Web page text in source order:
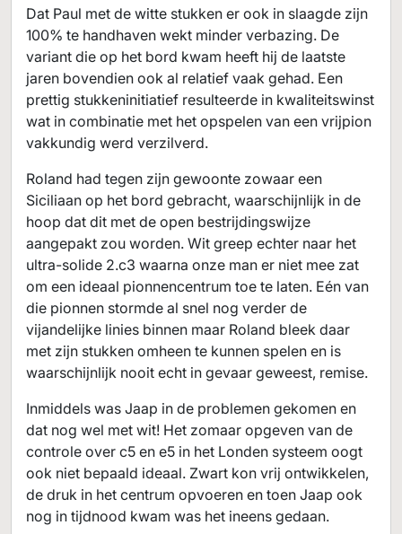
Dat Paul met de witte stukken er ook in slaagde zijn
100% te handhaven wekt minder verbazing. De
variant die op het bord kwam heeft hij de laatste
jaren bovendien ook al relatief vaak gehad. Een
prettig stukkeninitiatief resulteerde in kwaliteitswinst
wat in combinatie met het opspelen van een vrijpion
vakkundig werd verzilverd.
Roland had tegen zijn gewoonte zowaar een
Siciliaan op het bord gebracht, waarschijnlijk in de
hoop dat dit met de open bestrijdingswijze
aangepakt zou worden. Wit greep echter naar het
ultra-solide 2.c3 waarna onze man er niet mee zat
om een ideaal pionnencentrum toe te laten. Eén van
die pionnen stormde al snel nog verder de
vijandelijke linies binnen maar Roland bleek daar
met zijn stukken omheen te kunnen spelen en is
waarschijnlijk nooit echt in gevaar geweest, remise.
Inmiddels was Jaap in de problemen gekomen en
dat nog wel met wit! Het zomaar opgeven van de
controle over c5 en e5 in het Londen systeem oogt
ook niet bepaald ideaal. Zwart kon vrij ontwikkelen,
de druk in het centrum opvoeren en toen Jaap ook
nog in tijdnood kwam was het ineens gedaan.